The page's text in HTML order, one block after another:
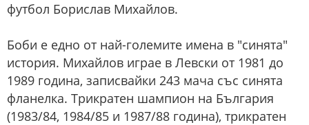
футбол Борислав Михайлов.
Боби e едно от най-големите имена в "синята"
история. Михайлов играе в Левски от 1981 до
1989 година, записвайки 243 мача със синята
фланелка. Трикратен шампион на България
(1983/84, 1984/85 и 1987/88 година), трикратен